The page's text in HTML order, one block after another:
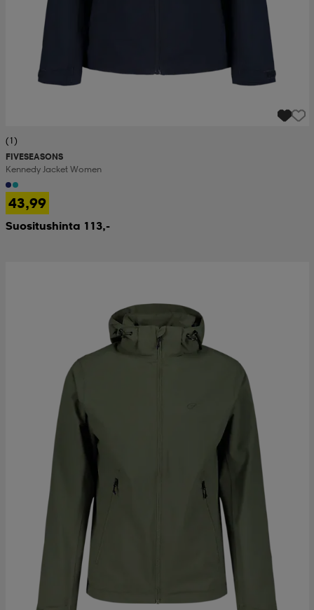
(1)
FIVESEASONS
Kennedy Jacket Women
43,99
Suositushinta 113,-